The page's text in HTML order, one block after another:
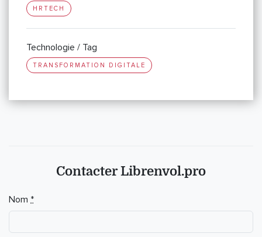
HRTECH
Technologie / Tag
TRANSFORMATION DIGITALE
Contacter Librenvol.pro
Nom *